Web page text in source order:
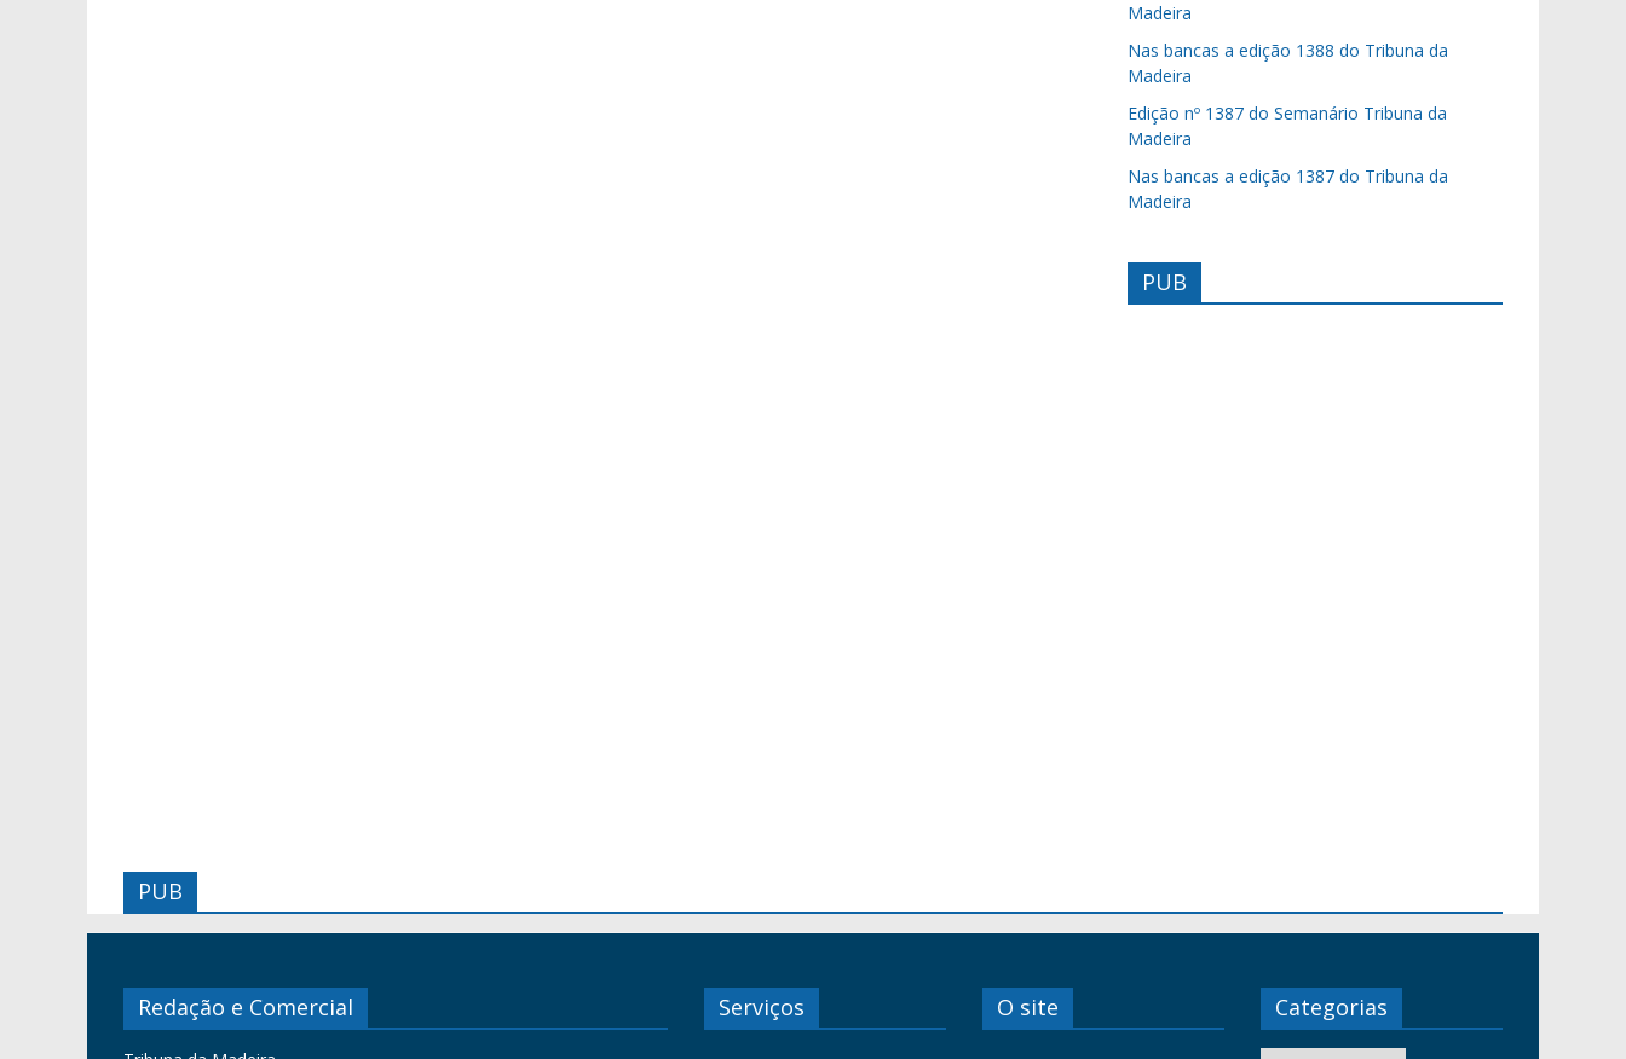
Madeira
Nas bancas a edição 1388 do Tribuna da
Madeira
Edição nº 1387 do Semanário Tribuna da
Madeira
Nas bancas a edição 1387 do Tribuna da
Madeira
PUB
PUB
Redação e Comercial Serviços O site Categorias